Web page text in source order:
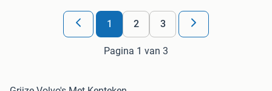
1 2 3
Pagina 1 van 3